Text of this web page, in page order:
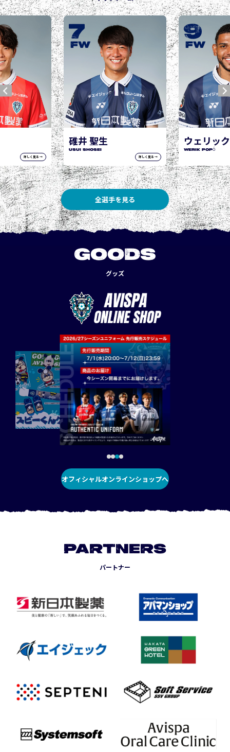
詳しく見る →
ウェリック ポポ
WERIK POPÓ
詳しく見る →
9
FW
城後 寿
JOGO Hisashi
10
FW
全選手を見る
GOODS
グッズ
オフィシャルオンラインショップへ
PARTNERS
パートナー